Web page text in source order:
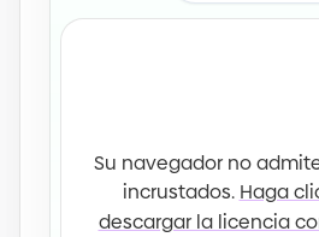
Su navegador no
incrustados. Haga
descargar la licencia